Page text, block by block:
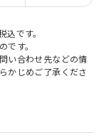
です。
す。
い合わせ先などの情
かじめご了承くださ